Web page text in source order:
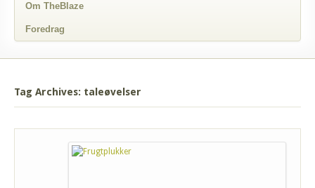
Om TheBlaze
Foredrag
Tag Archives: taleøvelser